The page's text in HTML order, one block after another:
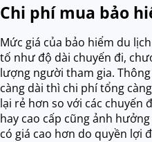
Chi phí mua bảo
Mức giá của bảo hiểm du
tố như độ dài chuyến đi,
lượng người tham gia.
càng dài thì chi phí tổng
lại rẻ hơn so với các chuyến
hay cao cấp cũng ảnh
có giá cao hơn do quyền lợi